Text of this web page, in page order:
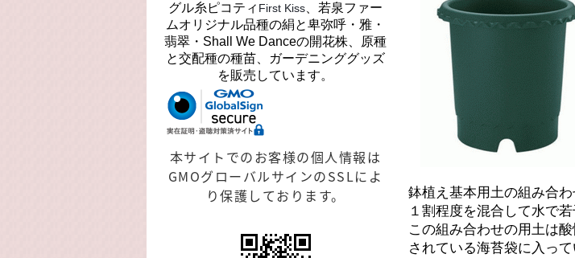
鉢植え基本用土の組み合
１割程度を混合して水で
この組み合わせの用土は
されている海苔袋に入っ
グル糸ピコティ First Kiss 、若泉ファー
ムオリジナル品種の絹と卑弥呼・雅・
翡翠・Shall We Danceの開花株、原種
と交配種の種苗、ガーデニンググッズ
を販売しています。
本サイトでのお客様の個人情報は
GMOグローバルサインのSSLによ
り保護しております。